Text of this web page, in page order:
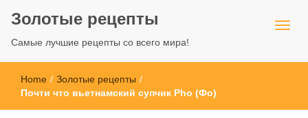
Золотые рецепты
Самые лучшие рецепты со всего мира!
Home / Золотые рецепты /
Почти что вьетнамский супчик Pho (Фо)